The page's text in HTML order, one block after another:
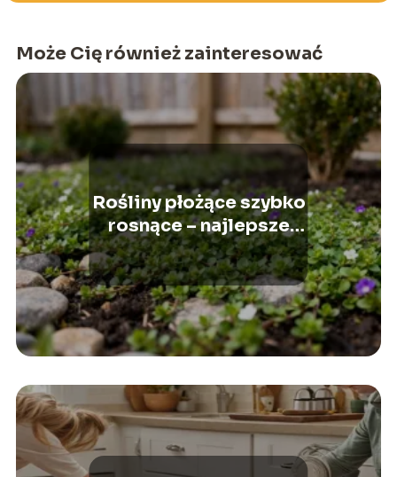
Może Cię również zainteresować
Rośliny płożące szybko
rosnące – najlepsze
gatunki do ogrodu